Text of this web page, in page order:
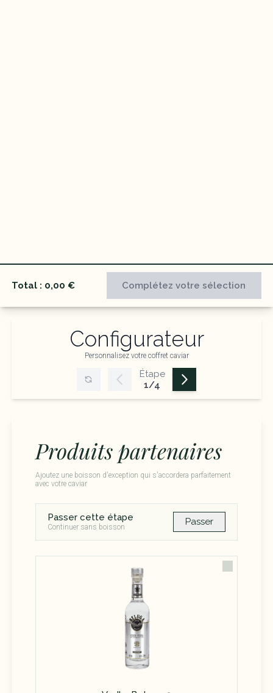
Total : 0,00 € Complétez votre sélection
Configurateur
Personnalisez votre coffret caviar
Étape
1/4
Produits partenaires
Ajoutez une boisson d'exception qui s'accordera parfaitement
avec votre caviar
Passer cette étape
Continuer sans boisson Passer